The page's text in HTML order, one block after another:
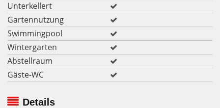
Unterkellert
Gartennutzung
Swimmingpool
Wintergarten
Abstellraum
Gäste-WC
Details